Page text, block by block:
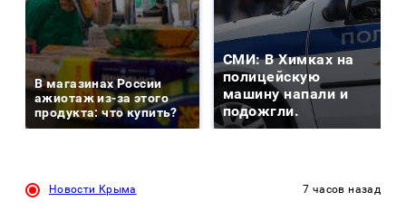
В магазинах России
ажиотаж из-за этого
продукта: что купить?
СМИ: В Химках на
полицейскую
машину напали и
подожгли.
Новости Крыма 7 часов назад